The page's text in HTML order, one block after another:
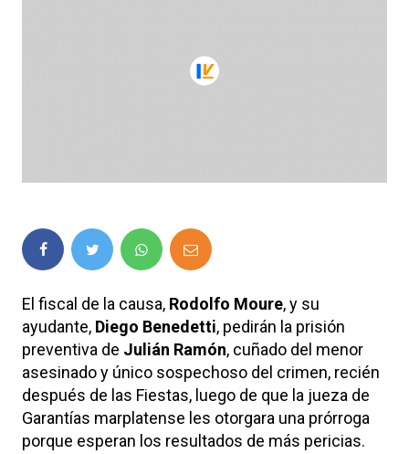
El fiscal de la causa, Rodolfo Moure, y su
ayudante, Diego Benedetti, pedirán la prisión
preventiva de Julián Ramón, cuñado del menor
asesinado y único sospechoso del crimen, recién
después de las Fiestas, luego de que la jueza de
Garantías marplatense les otorgara una prórroga
porque esperan los resultados de más pericias.